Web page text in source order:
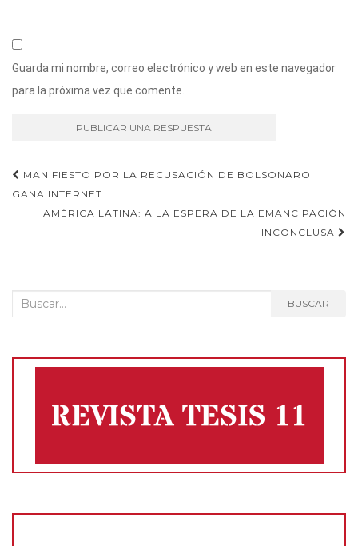
Guarda mi nombre, correo electrónico y web en este navegador
para la próxima vez que comente.
Navegación
de
MANIFIESTO POR LA RECUSACIÓN DE BOLSONARO
GANA INTERNET
AMÉRICA LATINA: A LA ESPERA DE LA EMANCIPACIÓN
INCONCLUSA
Buscar: BUSCAR